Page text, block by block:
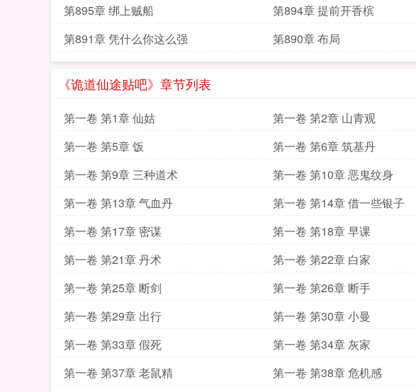
第895章 绑上贼船
第894章 提前开香槟
第891章 凭什么你这么强
第890章 布局
《诡道仙途贴吧》章节列表
第一卷 第1章 仙姑 第一卷 第2章 山青观
第一卷 第5章 饭
第一卷 第6章 筑基丹
第一卷 第9章 三种道术
第一卷 第10章 恶鬼纹身
第一卷 第13章 气血丹
第一卷 第14章 借一些银子
第一卷 第17章 密谋
第一卷 第18章 早课
第一卷 第21章 丹术
第一卷 第22章 白家
第一卷 第25章 断剑
第一卷 第26章 断手
第一卷 第29章 出行
第一卷 第30章 小曼
第一卷 第33章 假死
第一卷 第34章 灰家
第一卷 第37章 老鼠精
第一卷 第38章 危机感